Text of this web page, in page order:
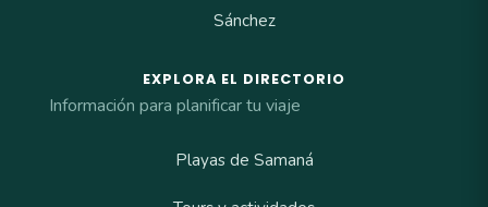
Sánchez
EXPLORA EL DIRECTORIO
Información para planificar tu viaje
Playas de Samaná